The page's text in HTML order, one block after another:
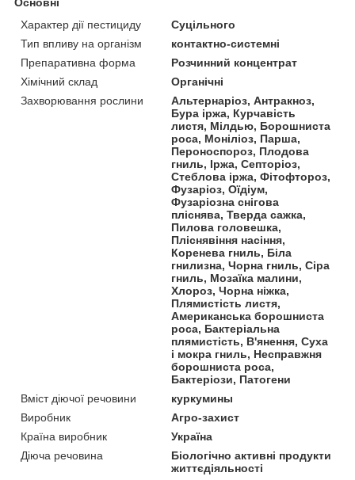
Характер дії пестициду
Суцільного
Тип впливу на організм
контактно-системні
Препаративна форма
Розчинний концентрат
Хімічний склад
Органічні
Захворювання рослини
Альтернаріоз, Антракноз,
Бура іржа, Курчавість
листя, Мілдью, Борошниста
роса, Моніліоз, Парша,
Пероноспороз, Плодова
гниль, Іржа, Септоріоз,
Стеблова іржа, Фітофтороз,
Фузаріоз, Оїдіум,
Фузаріозна снігова
пліснява, Тверда сажка,
Пилова головешка,
Пліснявіння насіння,
Коренева гниль, Біла
гнилизна, Чорна гниль, Сіра
гниль, Мозаїка малини,
Хлороз, Чорна ніжка,
Плямистість листя,
Американська борошниста
роса, Бактеріальна
плямистість, В'янення, Суха
і мокра гниль, Несправжня
борошниста роса,
Бактеріози, Патогени
Вміст діючої речовини
куркумины
Виробник
Агро-захист
Країна виробник
Україна
Діюча речовина
Біологічно активні продукти
життєдіяльності